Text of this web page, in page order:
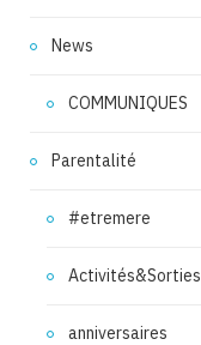
News
COMMUNIQUES
Parentalité
#etremere
Activités&Sorties
anniversaires